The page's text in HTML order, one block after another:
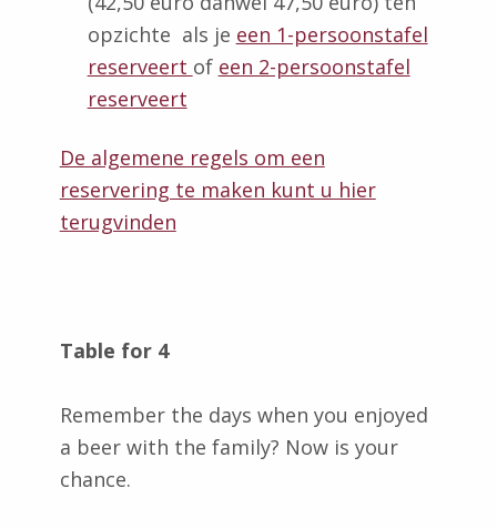
opzichte als je een 1-persoonstafel
reserveert of een 2-persoonstafel
reserveert
De algemene regels om een
reservering te maken kunt u hier
terugvinden
Table for 4
Remember the days when you enjoyed
a beer with the family? Now is your
chance.